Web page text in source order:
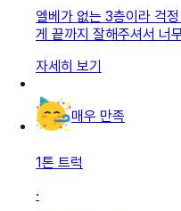
엘베가 없는 3층이라 걱
게 끝까지 잘해주셔서 너
자세히 보기
매우 만족
1톤 트럭
·